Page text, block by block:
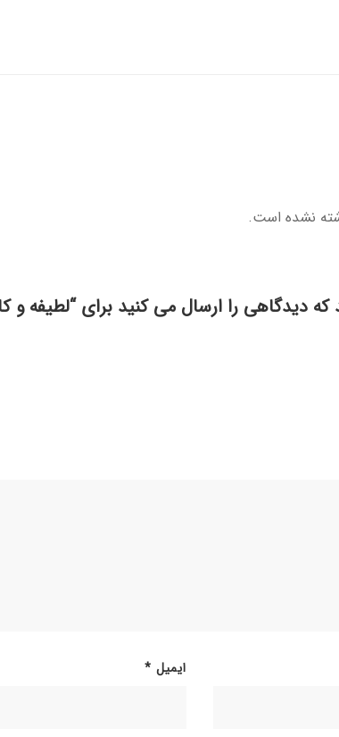
نشده است.
دیدگاهی را ارسال می کنید برای “لطیفه و
ایمیل *